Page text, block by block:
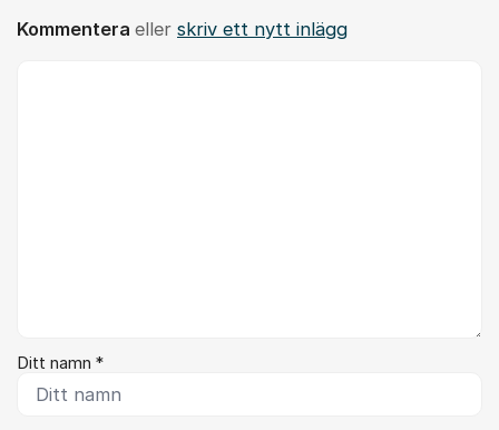
Kommentera eller skriv ett nytt inlägg
Ditt namn *